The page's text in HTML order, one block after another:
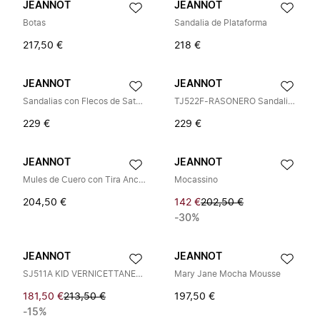
JEANNOT
Botas
217,50 €
JEANNOT
Sandalia de Plataforma
218 €
JEANNOT
Sandalias con Flecos de Satén TJ522F
229 €
JEANNOT
TJ522F-RASONERO Sandalias planas
229 €
JEANNOT
Mules de Cuero con Tira Ancha
204,50 €
JEANNOT
Mocassino
142 €202,50 €
-30%
JEANNOT
SJ511A KID VERNICETTANERO
181,50 €213,50 €
-15%
JEANNOT
Mary Jane Mocha Mousse
197,50 €